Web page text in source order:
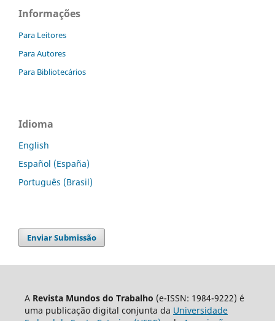
Informações
Para Leitores
Para Autores
Para Bibliotecários
Idioma
English
Español (España)
Português (Brasil)
Enviar Submissão
A Revista Mundos do Trabalho (e-ISSN: 1984-9222) é
uma publicação digital conjunta da Universidade